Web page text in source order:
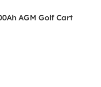
AGM Golf Cart